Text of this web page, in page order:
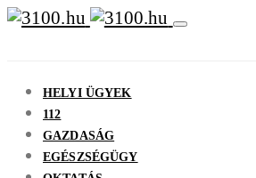
HELYI ÜGYEK
112
GAZDASÁG
EGÉSZSÉGÜGY